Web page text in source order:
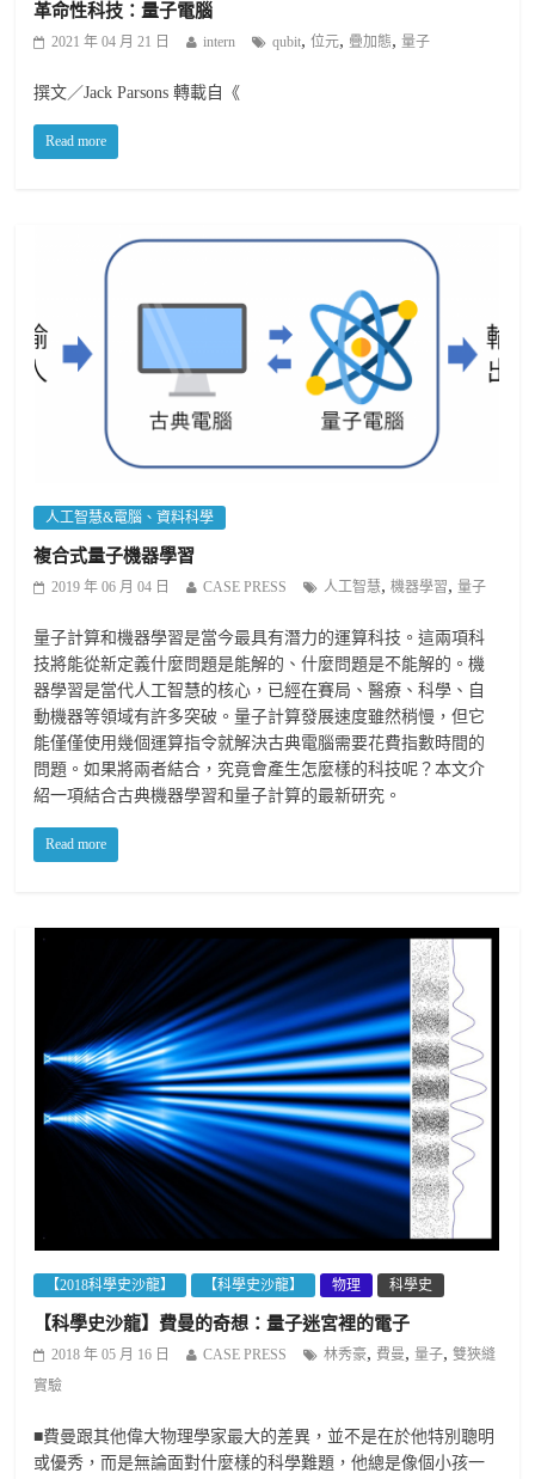
革命性科技：量子電腦
2021 年 04 月 21 日 intern qubit,位元, 疊加態,量子
撰文／Jack Parsons 轉載自《
Read more
人工智慧&電腦、資料科學
複合式量子機器學習
2019 年 06 月 04 日 CASE PRESS 人工智慧,機器學習,量子
量子計算和機器學習是當今最具有潛力的運算科技。這兩項科
技將能從新定義什麼問題是能解的、什麼問題是不能解的。機
器學習是當代人工智慧的核心，已經在賽局、醫療、科學、自
動機器等領域有許多突破。量子計算發展速度雖然稍慢，但它
能僅僅使用幾個運算指令就解決古典電腦需要花費指數時間的
問題。如果將兩者結合，究竟會產生怎麼樣的科技呢？本文介
紹一項結合古典機器學習和量子計算的最新研究。
Read more
【2018科學史沙龍】 【科學史沙龍】 物理 科學史
【科學史沙龍】費曼的奇想：量子迷宮裡的電子
2018 年 05 月 16 日 CASE PRESS 林秀豪, 費曼,量子,雙狹縫
實驗
■費曼跟其他偉大物理學家最大的差異，並不是在於他特別聰明
或優秀，而是無論面對什麼樣的科學難題，他總是像個小孩一